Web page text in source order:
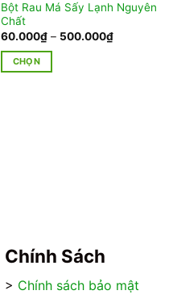
Bột Rau Má Sấy Lạnh Nguyên
Chất
60.000₫ – 500.000₫Khoảng
giá:
CHỌN
có
thể
được
Chính Sách
> Chính sách bảo mật